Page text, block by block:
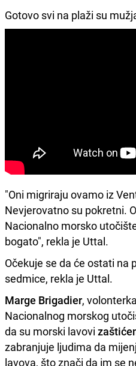
Gotovo svi na plaži su
"Oni migriraju ovamo iz
Nevjerovatno su pokretni.
Nacionalno morsko
bogato", rekla je Uttal.
Očekuje se da će ostati na
sedmice, rekla je Uttal.
Marge Brigadier,
Nacionalnog morskog
da su morski lavovi
zabranjuje ljudima da
lavova, što znači da im se